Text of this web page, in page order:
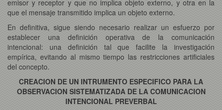
emisor y receptor y que no implica objeto externo, y otra en la
que el mensaje transmitido implica un objeto externo.
En definitiva, sigue siendo necesario realizar un esfuerzo por
establecer una definición operativa de la comunicación
intencional: una definición tal que facilite la investigación
empírica, evitando al mismo tiempo las restricciones artificiales
del concepto.
CREACION DE UN INTRUMENTO ESPECIFICO PARA LA
OBSERVACION SISTEMATIZADA DE LA COMUNICACION
INTENCIONAL PREVERBAL